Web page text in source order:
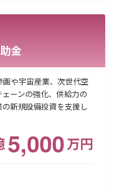
金
や宇宙産業、次世代空
ーンの強化、供給力の
新規設備投資を支援し
5,000万円